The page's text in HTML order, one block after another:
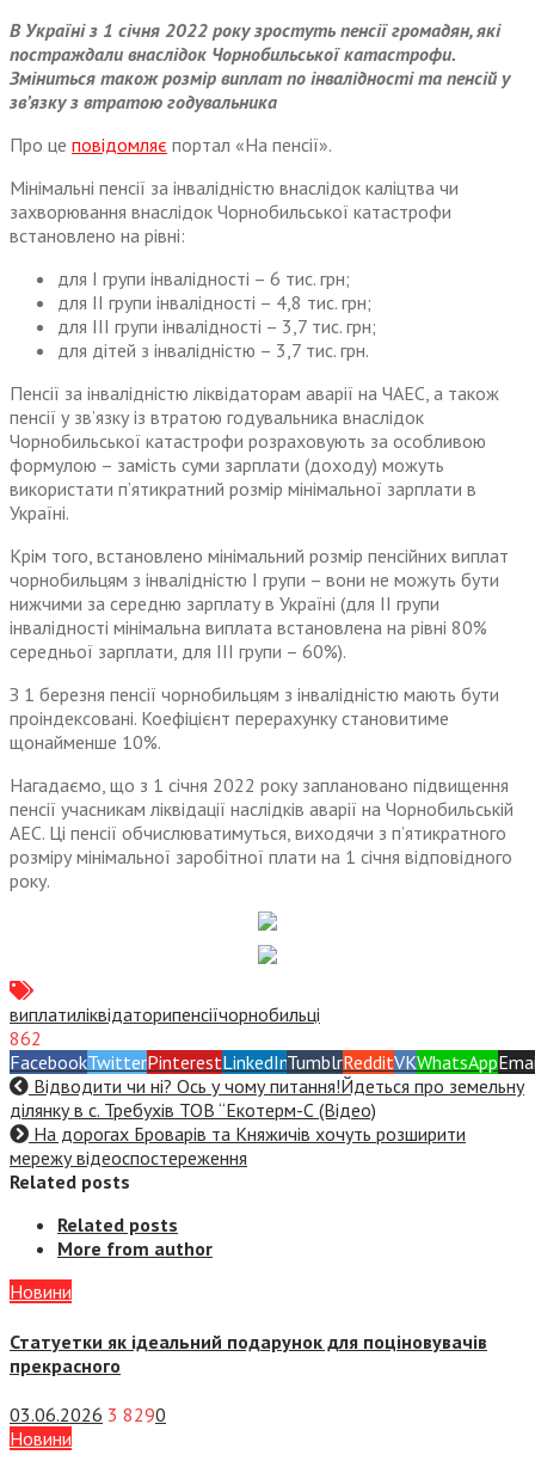
В Україні з 1 січня 2022 року зростуть пенсії громадян, які
постраждали внаслідок Чорнобильської катастрофи.
Зміниться також розмір виплат по інвалідності та пенсій у
зв’язку з втратою годувальника
Про це повідомляє портал «На пенсії».
Мінімальні пенсії за інвалідністю внаслідок каліцтва чи
захворювання внаслідок Чорнобильської катастрофи
встановлено на рівні:
для І групи інвалідності – 6 тис. грн;
для ІІ групи інвалідності – 4,8 тис. грн;
для ІІІ групи інвалідності – 3,7 тис. грн;
для дітей з інвалідністю – 3,7 тис. грн.
Пенсії за інвалідністю ліквідаторам аварії на ЧАЕС, а також
пенсії у зв’язку із втратою годувальника внаслідок
Чорнобильської катастрофи розраховують за особливою
формулою – замість суми зарплати (доходу) можуть
використати п’ятикратний розмір мінімальної зарплати в
Україні.
Крім того, встановлено мінімальний розмір пенсійних виплат
чорнобильцям з інвалідністю І групи – вони не можуть бути
нижчими за середню зарплату в Україні (для ІІ групи
інвалідності мінімальна виплата встановлена на рівні 80%
середньої зарплати, для ІІІ групи – 60%).
З 1 березня пенсії чорнобильцям з інвалідністю мають бути
проіндексовані. Коефіцієнт перерахунку становитиме
щонайменше 10%.
Нагадаємо, що з 1 січня 2022 року заплановано підвищення
пенсії учасникам ліквідації наслідків аварії на Чорнобильській
АЕС. Ці пенсії обчислюватимуться, виходячи з п’ятикратного
розміру мінімальної заробітної плати на 1 січня відповідного
року.
виплатиліквідаторипенсіїчорнобильці
862
FacebookTwitterPinterestLinkedInTumblrRedditVKWhatsApp
Відводити чи ні? Ось у чому питання!Йдеться про земельну
ділянку в с. Требухів ТОВ “Екотерм-С (Відео)
На дорогах Броварів та Княжичів хочуть розширити
мережу відеоспостереження
Related posts
Related posts
More from author
Новини
Статуетки як ідеальний подарунок для поціновувачів
прекрасного
03.06.2026 3 8290
Новини